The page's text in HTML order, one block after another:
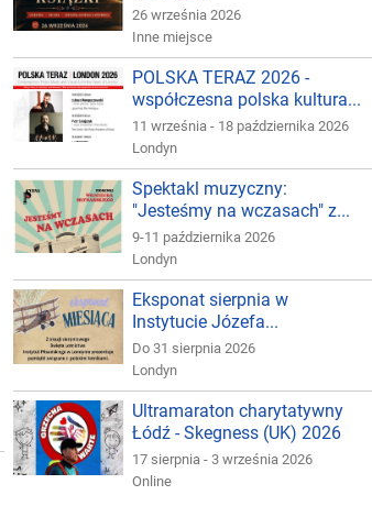
26 września 2026
Inne miejsce
POLSKA TERAZ 2026 -
współczesna polska kultura...
11 września - 18 października 2026
Londyn
Spektakl muzyczny:
"Jesteśmy na wczasach" z...
9-11 października 2026
Londyn
Eksponat sierpnia w
Instytucie Józefa...
Do 31 sierpnia 2026
Londyn
Ultramaraton charytatywny
Łódź - Skegness (UK) 2026
17 sierpnia - 3 września 2026
Online